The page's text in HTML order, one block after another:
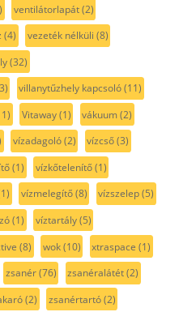
ventilátorlapát(2)
(4) vezeték nélküli (8)
(32)
villanytűzhely kapcsoló(11)
Vitaway(1) vákuum(2)
vízadagoló(2) vízcső(3)
(1) vízkőtelenítő(1)
vízmelegítő(8) vízszelep(5)
(1) víztartály(5)
(8) wok(10) xtraspace (1)
zsanér(76) zsanéralátét(2)
(2) zsanértartó(2)